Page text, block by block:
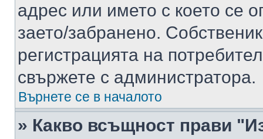
адрес или името с което се
заето/забранено.
регистрацията на
свържете с администратора.
Върнете се в началото
» Какво всъщност прави